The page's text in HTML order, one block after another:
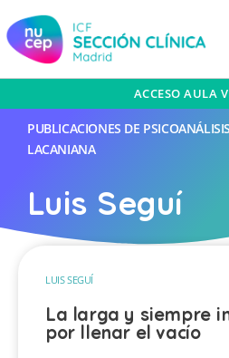
ACCESO AULA
PUBLICACIONES DE
LACANIANA
Luis Seguí
LUIS SEGUÍ
La larga y siempre
por llenar el vacío